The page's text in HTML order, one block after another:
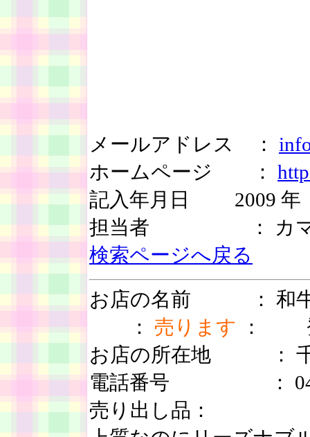
メールアドレス ：
ホームページ ：
記入年月日 2009
担当者 ： カマ
検索ページへ戻る
お店の名前 ：
： 売ります ： 登
お店の所在地 ： 千
電話番号 ： 04-
売り出し品：